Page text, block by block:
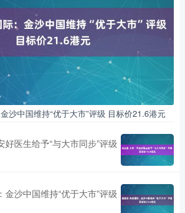
沙中国维持“优于大市”评级 目标价21.6港元
医生给予“与大市同步”评级
沙中国维持“优于大市”评级